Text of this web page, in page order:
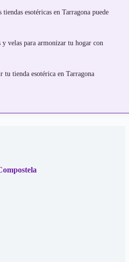
esotéricas en Tarragona puede
y velas para armonizar tu hogar con
tu tienda esotérica en Tarragona